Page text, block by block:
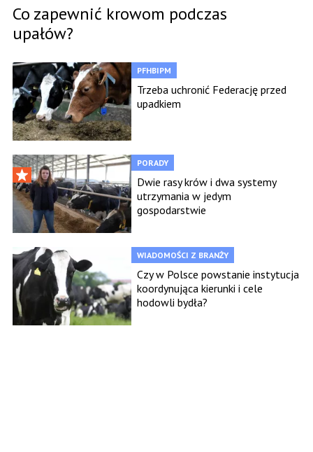
Co zapewnić krowom podczas
upałów?
PFHBIPM
Trzeba uchronić Federację przed
upadkiem
PORADY
Dwie rasy krów i dwa systemy
utrzymania w jedym
gospodarstwie
WIADOMOŚCI Z BRANŻY
Czy w Polsce powstanie instytucja
koordynująca kierunki i cele
hodowli bydła?